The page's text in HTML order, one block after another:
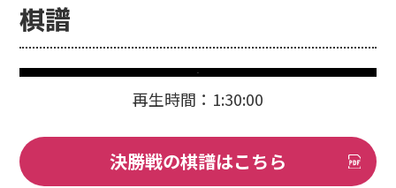
棋譜
再生時間：1:30:00
決勝戦の棋譜はこちら